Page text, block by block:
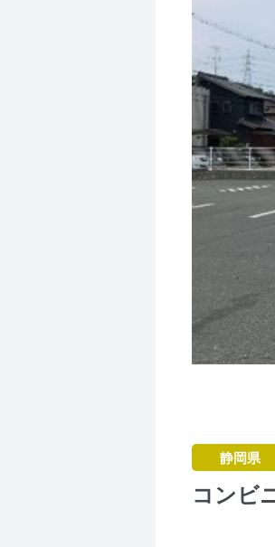
静岡県
コンビ